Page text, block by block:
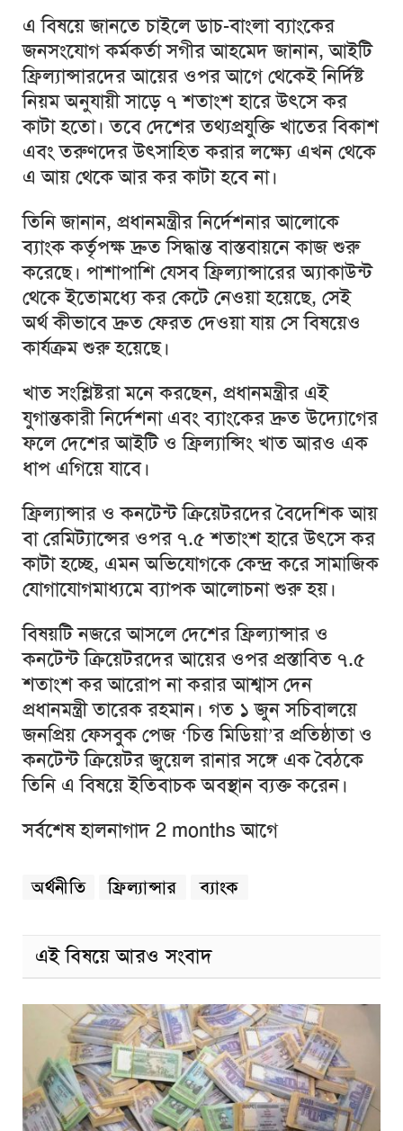
এ বিষয়ে জানতে চাইলে ডাচ-বাংলা ব্যাংকের
জনসংযোগ কর্মকর্তা সগীর আহমেদ জানান, আইটি
ফ্রিল্যান্সারদের আয়ের ওপর আগে থেকেই নির্দিষ্ট
নিয়ম অনুযায়ী সাড়ে ৭ শতাংশ হারে উৎসে কর
কাটা হতো। তবে দেশের তথ্যপ্রযুক্তি খাতের বিকাশ
এবং তরুণদের উৎসাহিত করার লক্ষ্যে এখন থেকে
এ আয় থেকে আর কর কাটা হবে না।
তিনি জানান, প্রধানমন্ত্রীর নির্দেশনার আলোকে
ব্যাংক কর্তৃপক্ষ দ্রুত সিদ্ধান্ত বাস্তবায়নে কাজ শুরু
করেছে। পাশাপাশি যেসব ফ্রিল্যান্সারের অ্যাকাউন্ট
থেকে ইতোমধ্যে কর কেটে নেওয়া হয়েছে, সেই
অর্থ কীভাবে দ্রুত ফেরত দেওয়া যায় সে বিষয়েও
কার্যক্রম শুরু হয়েছে।
খাত সংশ্লিষ্টরা মনে করছেন, প্রধানমন্ত্রীর এই
যুগান্তকারী নির্দেশনা এবং ব্যাংকের দ্রুত উদ্যোগের
ফলে দেশের আইটি ও ফ্রিল্যান্সিং খাত আরও এক
ধাপ এগিয়ে যাবে।
ফ্রিল্যান্সার ও কনটেন্ট ক্রিয়েটরদের বৈদেশিক আয়
বা রেমিট্যান্সের ওপর ৭.৫ শতাংশ হারে উৎসে কর
কাটা হচ্ছে, এমন অভিযোগকে কেন্দ্র করে সামাজিক
যোগাযোগমাধ্যমে ব্যাপক আলোচনা শুরু হয়।
বিষয়টি নজরে আসলে দেশের ফ্রিল্যান্সার ও
কনটেন্ট ক্রিয়েটরদের আয়ের ওপর প্রস্তাবিত ৭.৫
শতাংশ কর আরোপ না করার আশ্বাস দেন
প্রধানমন্ত্রী তারেক রহমান। গত ১ জুন সচিবালয়ে
জনপ্রিয় ফেসবুক পেজ ‘চিত্ত মিডিয়া’র প্রতিষ্ঠাতা ও
কনটেন্ট ক্রিয়েটর জুয়েল রানার সঙ্গে এক বৈঠকে
তিনি এ বিষয়ে ইতিবাচক অবস্থান ব্যক্ত করেন।
সর্বশেষ হালনাগাদ 2 months আগে
অর্থনীতি ফ্রিল্যান্সার ব্যাংক
এই বিষয়ে আরও সংবাদ